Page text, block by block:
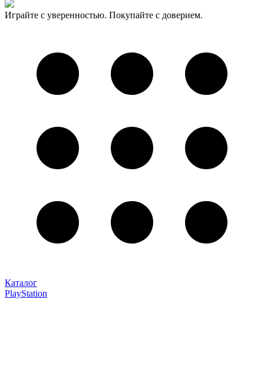
Играйте с уверенностью. Покупайте с доверием.
Каталог
PlayStation